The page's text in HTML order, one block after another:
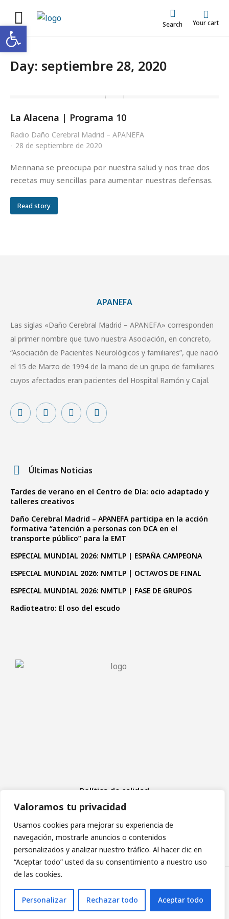
Abrir barra de herramientas
Valoramos tu privacidad
Usamos cookies para mejorar su experiencia de
navegación, mostrarle anuncios o contenidos
personalizados y analizar nuestro tráfico. Al hacer clic en
“Aceptar todo” usted da su consentimiento a nuestro uso
de las cookies.
Personalizar Rechazar todo Aceptar todo
Search Your cart
Day: septiembre 28, 2020
La Alacena | Programa 10
Radio Daño Cerebral Madrid – APANEFA
28 de septiembre de 2020
Mennana se preocupa por nuestra salud y nos trae dos
recetas muy sencillas para aumentar nuestras defensas.
Read story
APANEFA
Las siglas «Daño Cerebral Madrid – APANEFA» corresponden
al primer nombre que tuvo nuestra Asociación, en concreto,
“Asociación de Pacientes Neurológicos y familiares”, que nació
el 15 de Marzo de 1994 de la mano de un grupo de familiares
cuyos afectados eran pacientes del Hospital Ramón y Cajal.
Últimas Noticias
Tardes de verano en el Centro de Día: ocio adaptado y
talleres creativos
Daño Cerebral Madrid – APANEFA participa en la acción
formativa “atención a personas con DCA en el
transporte público” para la EMT
ESPECIAL MUNDIAL 2026: NMTLP | ESPAÑA CAMPEONA
ESPECIAL MUNDIAL 2026: NMTLP | OCTAVOS DE FINAL
ESPECIAL MUNDIAL 2026: NMTLP | FASE DE GRUPOS
Radioteatro: El oso del escudo
Política de calidad
Aviso Legal
Política de cookies
Política de privacidad